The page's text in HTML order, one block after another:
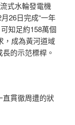
式水輪發電機
26日完成“一年
知足約158萬個
，成為黃河道域
的示范標桿。
直貫徹周遭的狀